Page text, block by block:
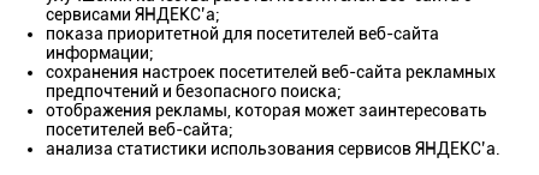
сервисами ЯНДЕКС’а;
показа приоритетной для посетителей веб-сайта
информации;
сохранения настроек посетителей веб-сайта рекламных
предпочтений и безопасного поиска;
отображения рекламы, которая может заинтересовать
посетителей веб-сайта;
анализа статистики использования сервисов ЯНДЕКС’а.